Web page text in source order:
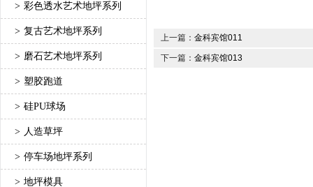
> 彩色透水艺术地坪系列
> 复古艺术地坪系列
> 磨石艺术地坪系列
> 塑胶跑道
> 硅PU球场
> 人造草坪
> 停车场地坪系列
> 地坪模具
上一篇： 金科宾馆011
下一篇： 金科宾馆013